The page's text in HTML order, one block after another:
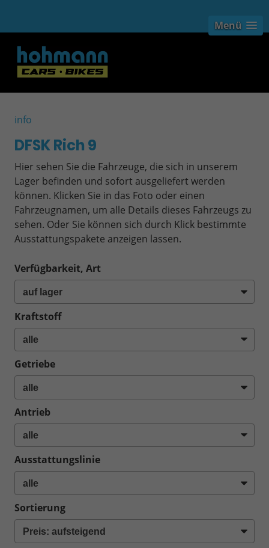
Menü
info
DFSK Rich 9
Hier sehen Sie die Fahrzeuge, die sich in unserem
Lager befinden und sofort ausgeliefert werden
können. Klicken Sie in das Foto oder einen
Fahrzeugnamen, um alle Details dieses Fahrzeugs zu
sehen. Oder Sie können sich durch Klick bestimmte
Ausstattungspakete anzeigen lassen.
Verfügbarkeit, Art
Kraftstoff
Getriebe
Antrieb
Ausstattungslinie
Sortierung